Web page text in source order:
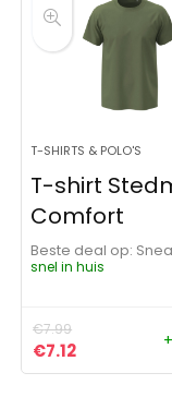
T-SHIRTS & POLO'S
T-shirt
Comfort
Beste deal op:
snel in huis
€7.99
€7.12Huidige